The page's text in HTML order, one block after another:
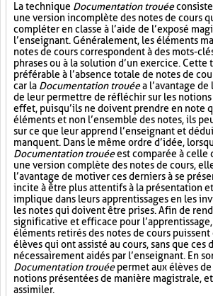
La technique Documentation trouée
une version incomplète des notes de cours
compléter en classe à l’aide de l’exposé
l’enseignant. Généralement, les éléments
notes de cours correspondent à des mots-
phrases ou à la solution d’un exercice. Cette
préférable à l’absence totale de notes de
car la Documentation trouéea l’avantage
de leur permettre de réfléchir sur les notions
effet, puisqu’ils ne doivent prendre en note
éléments et non l’ensemble des notes, ils
sur ce que leur apprend l’enseignant et
manquent. Dans le même ordre d’idée,
Documentation trouéeest comparée à celle
une version complète des notes de cours,
l’avantage de motiver ces derniers à se
incite à être plus attentifs à la présentation
implique dans leurs apprentissages en les
les notes qui doivent être prises. Afin de
significative et efficace pour
éléments retirés des notes de cours
élèves qui ont assisté au cours, sans que ces
nécessairement aidés par l’enseignant. En
Documentation trouéepermet aux élèves
notions présentées de manière magistrale,
assimiler.